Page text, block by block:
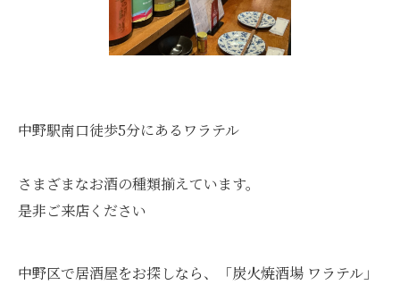
中野駅南口徒歩5分にあるワラテル
さまざまなお酒の種類揃えています。
是非ご来店ください
中野区で居酒屋をお探しなら、「炭火焼酒場 ワラテル」